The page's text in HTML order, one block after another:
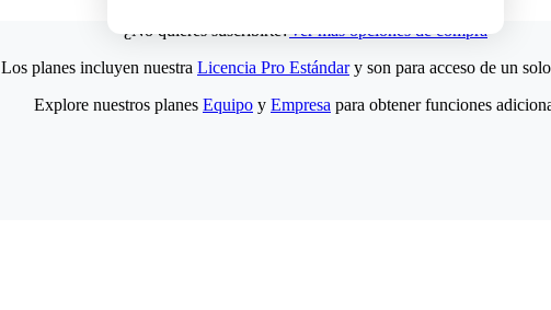
¿No quieres suscribirte?Ver más opciones de compra
Los planes incluyen nuestra Licencia Pro Estándary son para acceso de un
Explore nuestros planes Equipo y Empresa para obtener funciones